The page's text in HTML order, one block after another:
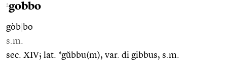
2gobbo
gòb bo
s.m.
sec. XIV; lat. *gŭbbu(m), var. di gibbus, s.m.